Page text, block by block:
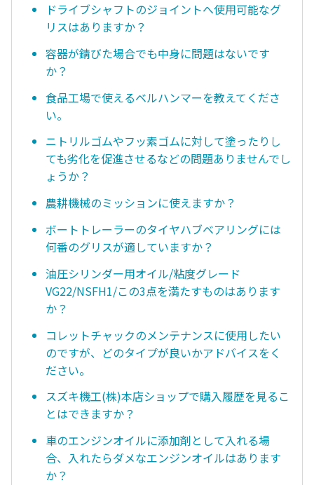
ドライブシャフトのジョイントへ使用可能なグ
リスはありますか？
容器が錆びた場合でも中身に問題はないです
か？
食品工場で使えるベルハンマーを教えてくださ
い。
ニトリルゴムやフッ素ゴムに対して塗ったりし
ても劣化を促進させるなどの問題ありませんでし
ょうか？
農耕機械のミッションに使えますか？
ボートトレーラーのタイヤハブベアリングには
何番のグリスが適していますか？
油圧シリンダー用オイル/粘度グレード
VG22/NSFH1/この3点を満たすものはあります
か？
コレットチャックのメンテナンスに使用したい
のですが、どのタイプが良いかアドバイスをく
ださい。
スズキ機工(株)本店ショップで購入履歴を見るこ
とはできますか？
車のエンジンオイルに添加剤として入れる場
合、入れたらダメなエンジンオイルはあります
か？